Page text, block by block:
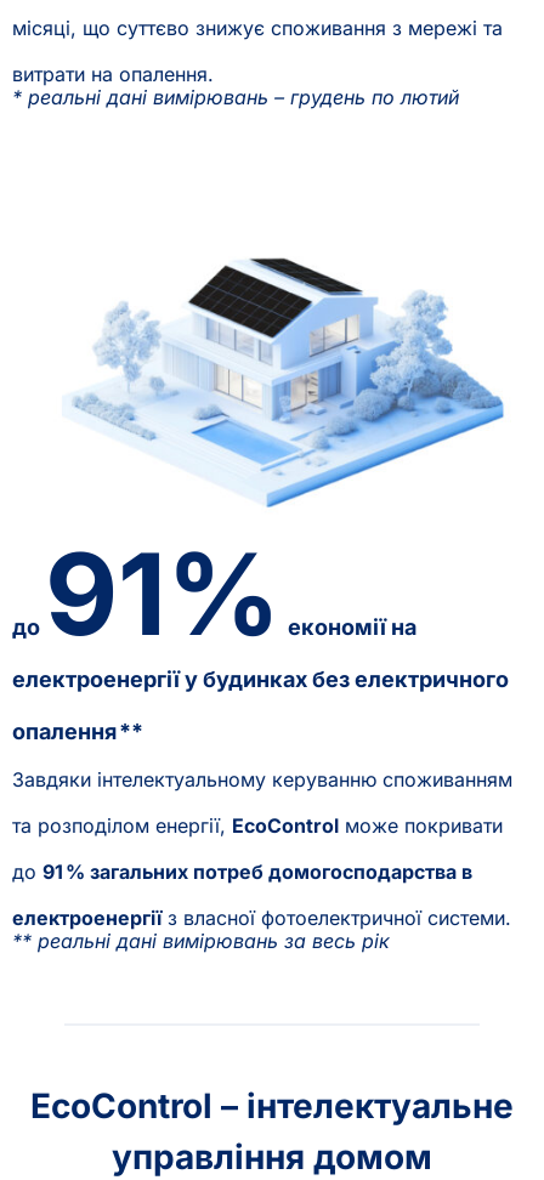
місяці, що суттєво знижує споживання з мережі та
витрати на опалення.
* реальні дані вимірювань – грудень по лютий
до 91% економії на
електроенергії у будинках без електричного
опалення **
Завдяки інтелектуальному керуванню споживанням
та розподілом енергії, EcoControl може покривати
до 91 % загальних потреб домогосподарства в
електроенергіїз власної фотоелектричної системи.
** реальні дані вимірювань за весь рік
EcoControl – інтелектуальне
управління домом